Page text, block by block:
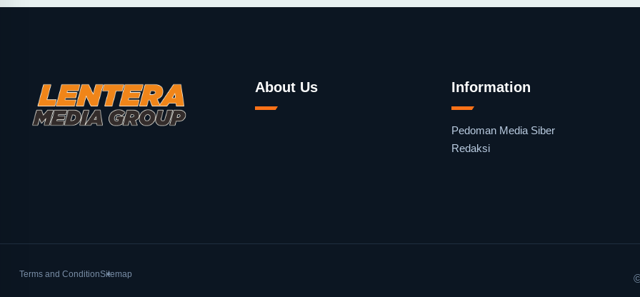
About Us Information
Pedoman Media Siber
Redaksi
Terms and ConditionSitemap